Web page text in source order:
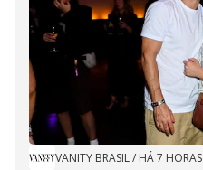
VANITY BRASIL/ HÁ 7 HORAS